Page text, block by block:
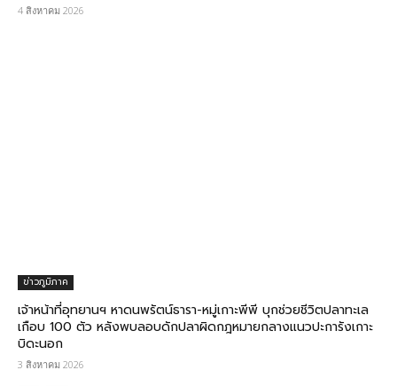
4 สิงหาคม 2026
ข่าวภูมิภาค
เจ้าหน้าที่อุทยานฯ หาดนพรัตน์ธารา-หมู่เกาะพีพี บุกช่วยชีวิตปลาทะเล
เกือบ 100 ตัว หลังพบลอบดักปลาผิดกฎหมายกลางแนวปะการังเกาะ
บิดะนอก
3 สิงหาคม 2026